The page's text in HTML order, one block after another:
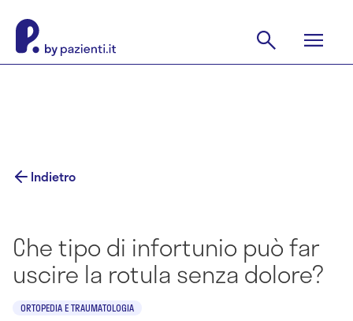
Indietro
Che tipo di infortunio può far
uscire la rotula senza dolore?
ORTOPEDIA E TRAUMATOLOGIA